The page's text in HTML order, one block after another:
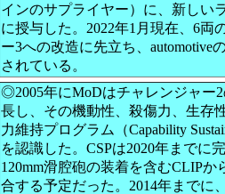
インのサプライヤー）に、新しい
に授与した。2022年1月現在、6両
ー3への改造に先立ち、automotive
されている。
◎2005年にMoDはチャレンジャー
長し、その機動性、殺傷力、生存
力維持プログラム（Capability
を認識した。CSPは2020年までに
120mm滑腔砲の装着を含むCLIP
合する予定だった。2014年までに